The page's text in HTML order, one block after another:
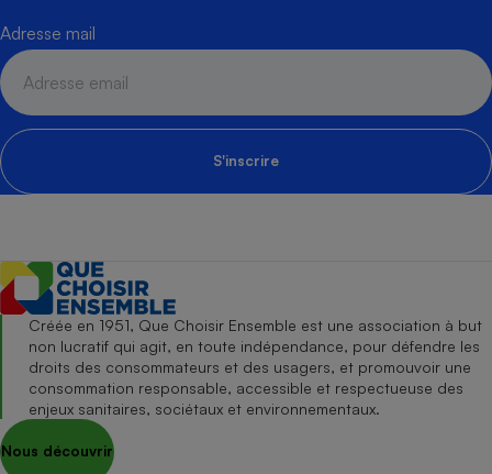
Adresse mail
S'inscrire
Créée en 1951, Que Choisir Ensemble est une association à but
non lucratif qui agit, en toute indépendance, pour défendre les
droits des consommateurs et des usagers, et promouvoir une
consommation responsable, accessible et respectueuse des
enjeux sanitaires, sociétaux et environnementaux.
Nous découvrir